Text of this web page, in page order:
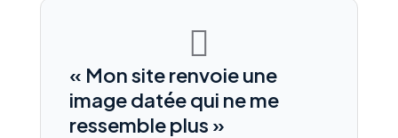

« Mon site renvoie une
image datée qui ne me
ressemble plus »